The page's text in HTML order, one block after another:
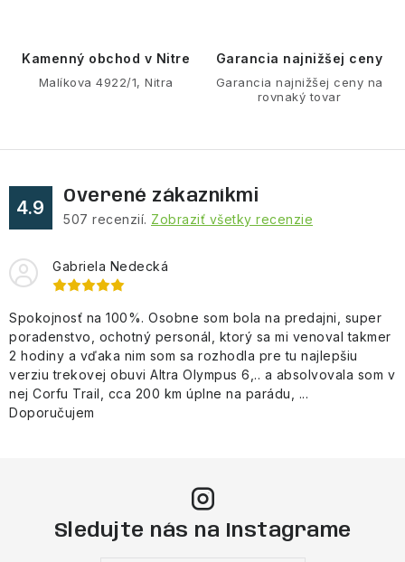
v
p
i
u
Kamenný obchod v Nitre
Malíkova 4922/1, Nitra
Garancia najnižšej ceny
Garancia najnižšej ceny na
rovnaký tovar
4.9
Overené zákazníkmi
507 recenzií. Zobraziť všetky recenzie
Gabriela Nedecká
Spokojnosť na 100%. Osobne som bola na predajni, super
poradenstvo, ochotný personál, ktorý sa mi venoval takmer
2 hodiny a vďaka nim som sa rozhodla pre tu najlepšiu
verziu trekovej obuvi Altra Olympus 6,.. a absolvovala som v
nej Corfu Trail, cca 200 km úplne na parádu, ...
Doporučujem
Sledujte nás na Instagrame